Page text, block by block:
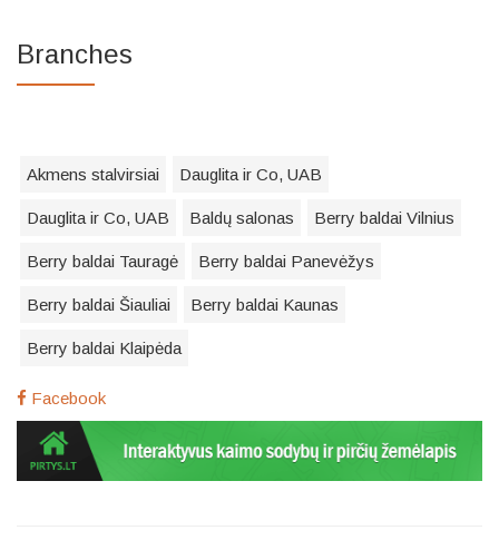
Branches
Akmens stalvirsiai Dauglita ir Co, UAB
Dauglita ir Co, UAB Baldų salonas Berry baldai Vilnius
Berry baldai Tauragė Berry baldai Panevėžys
Berry baldai Šiauliai Berry baldai Kaunas
Berry baldai Klaipėda
Facebook